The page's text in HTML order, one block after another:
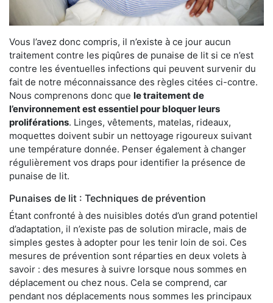
Vous l’avez donc compris, il n’existe à ce jour aucun
traitement contre les piqûres de punaise de lit si ce n’est
contre les éventuelles infections qui peuvent survenir du
fait de notre méconnaissance des règles citées ci-contre.
Nous comprenons donc que le traitement de
l’environnement est essentiel pour bloquer leurs
proliférations. Linges, vêtements, matelas, rideaux,
moquettes doivent subir un nettoyage rigoureux suivant
une température donnée. Penser également à changer
régulièrement vos draps pour identifier la présence de
punaise de lit.
Punaises de lit : Techniques de prévention
Étant confronté à des nuisibles dotés d’un grand potentiel
d’adaptation, il n’existe pas de solution miracle, mais de
simples gestes à adopter pour les tenir loin de soi. Ces
mesures de prévention sont réparties en deux volets à
savoir : des mesures à suivre lorsque nous sommes en
déplacement ou chez nous. Cela se comprend, car
pendant nos déplacements nous sommes les principaux